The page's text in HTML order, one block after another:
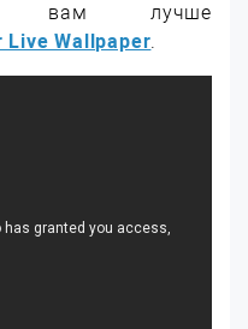
вам лучше
Live Wallpaper.